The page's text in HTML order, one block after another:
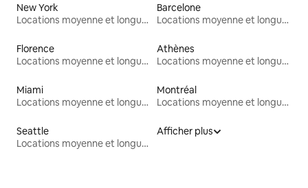
New York
Locations moyenne et longue durée
Barcelone
Locations moyenne et longue durée
Florence
Locations moyenne et longue durée
Athènes
Locations moyenne et longue durée
Miami
Locations moyenne et longue durée
Montréal
Locations moyenne et longue durée
Seattle
Locations moyenne et longue durée
Afficher plus